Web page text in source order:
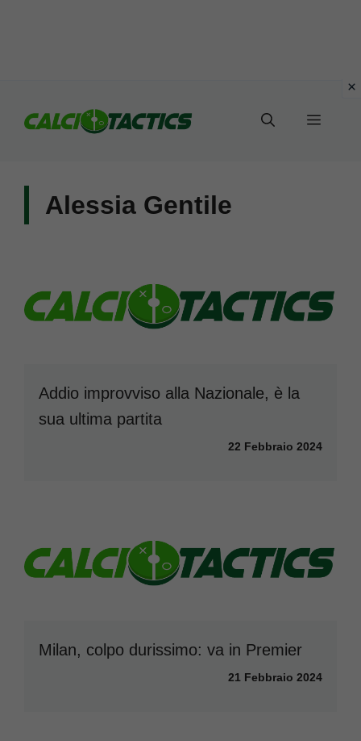
Menu
Alessia Gentile
Addio improvviso alla Nazionale, è la
sua ultima partita
22 Febbraio 2024
Milan, colpo durissimo: va in Premier
21 Febbraio 2024